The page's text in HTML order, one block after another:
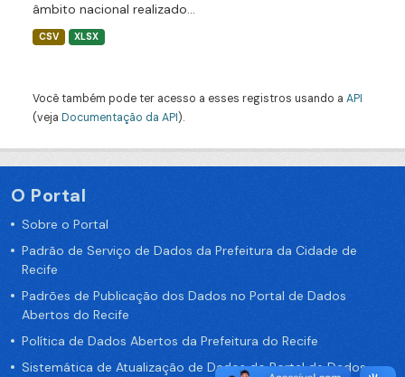
âmbito nacional realizado...
CSV XLSX
Você também pode ter acesso a esses registros usando a API
(veja Documentação da API).
O Portal
Sobre o Portal
Padrão de Serviço de Dados da Prefeitura da Cidade de
Recife
Padrões de Publicação dos Dados no Portal de Dados
Abertos do Recife
Política de Dados Abertos da Prefeitura do Recife
Sistemática de Atualização de Dados do Portal de Dados